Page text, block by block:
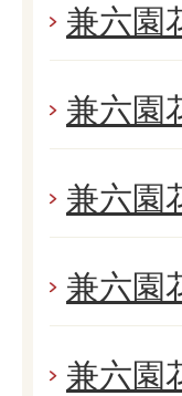
兼六園
兼六園
兼六園
兼六園
兼六園